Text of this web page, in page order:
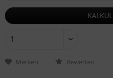
Merken Bewerten